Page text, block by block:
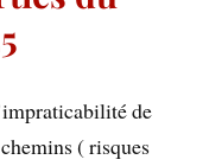
de
( risques